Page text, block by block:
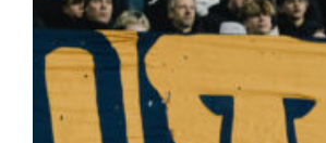
を撮って
い…